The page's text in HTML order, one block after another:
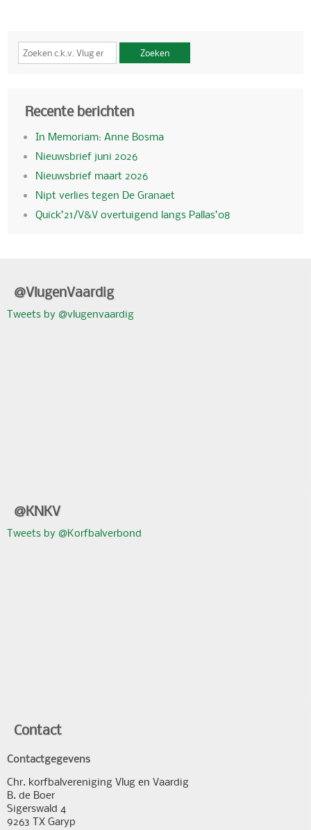
Zoeken
Recente berichten
In Memoriam: Anne Bosma
Nieuwsbrief juni 2026
Nieuwsbrief maart 2026
Nipt verlies tegen De Granaet
Quick’21/V&V overtuigend langs Pallas’08
@VlugenVaardig
Tweets by @vlugenvaardig
@KNKV
Tweets by @Korfbalverbond
Contact
Contactgegevens
Chr. korfbalvereniging Vlug en Vaardig
B. de Boer
Sigerswald 4
9263 TX Garyp